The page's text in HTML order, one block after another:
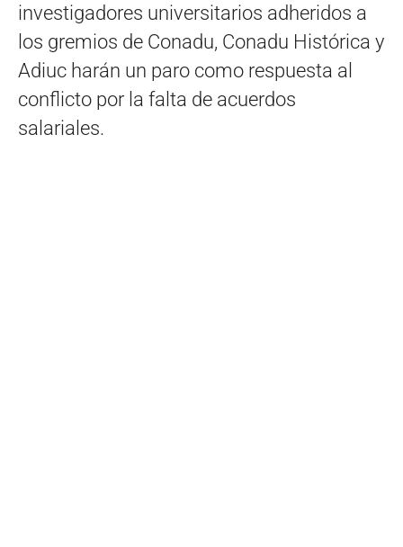
investigadores universitarios adheridos a
los gremios de Conadu, Conadu Histórica y
Adiuc harán un paro como respuesta al
conflicto por la falta de acuerdos
salariales.